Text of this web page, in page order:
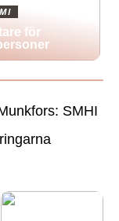
för
SMHI